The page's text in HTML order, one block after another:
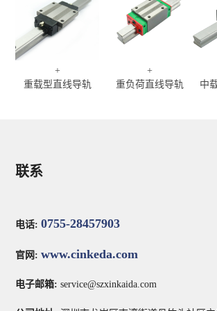
+
重载型直线导轨
+
重负荷直线导轨
中
联系
电话:0755-28457903
官网:www.cinkeda.com
电子邮箱:service@szxinkaida.com